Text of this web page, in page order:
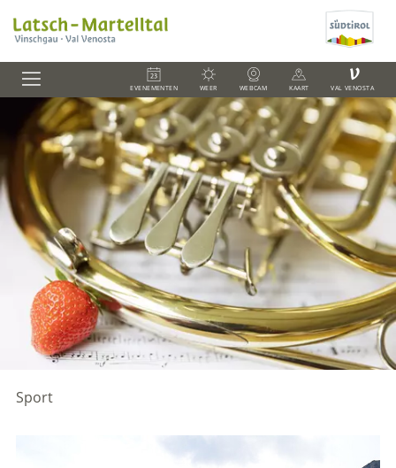
EVENEMENTEN WEER WEBCAM KAART
V
VAL VENOSTA
Sport